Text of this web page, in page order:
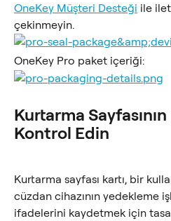
OneKey Müşteri Desteği ile
çekinmeyin.
OneKey Pro paket içeriği:
Kurtarma
Kontrol Edin
Kurtarma sayfası kartı, bir
cüzdan cihazının yedekleme
ifadelerini kaydetmek için